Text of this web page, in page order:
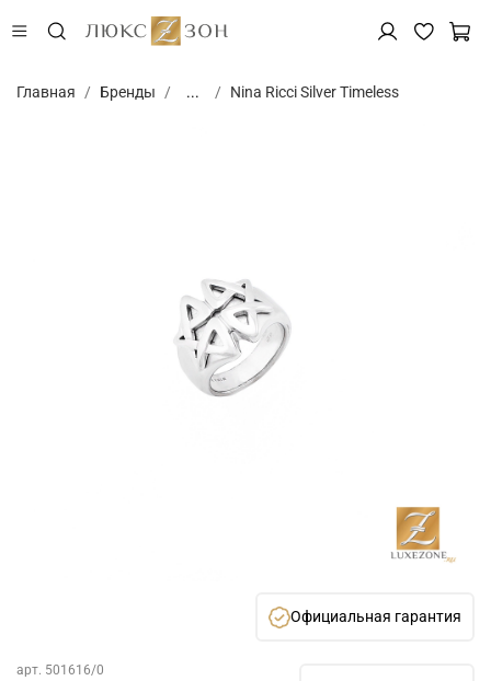
Главная Бренды ... Nina Ricci Silver Timeless
Официальная гарантия
арт. 501616/0